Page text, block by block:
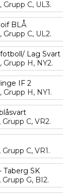
Grupp C, UL3.
BLÅ
Grupp C, UL2.
Lag Svart
Grupp H, NY2.
IF 2
Grupp H, NY1.
Grupp C, VR2.
Grupp C, VR1.
Taberg SK
Grupp G, BI2.